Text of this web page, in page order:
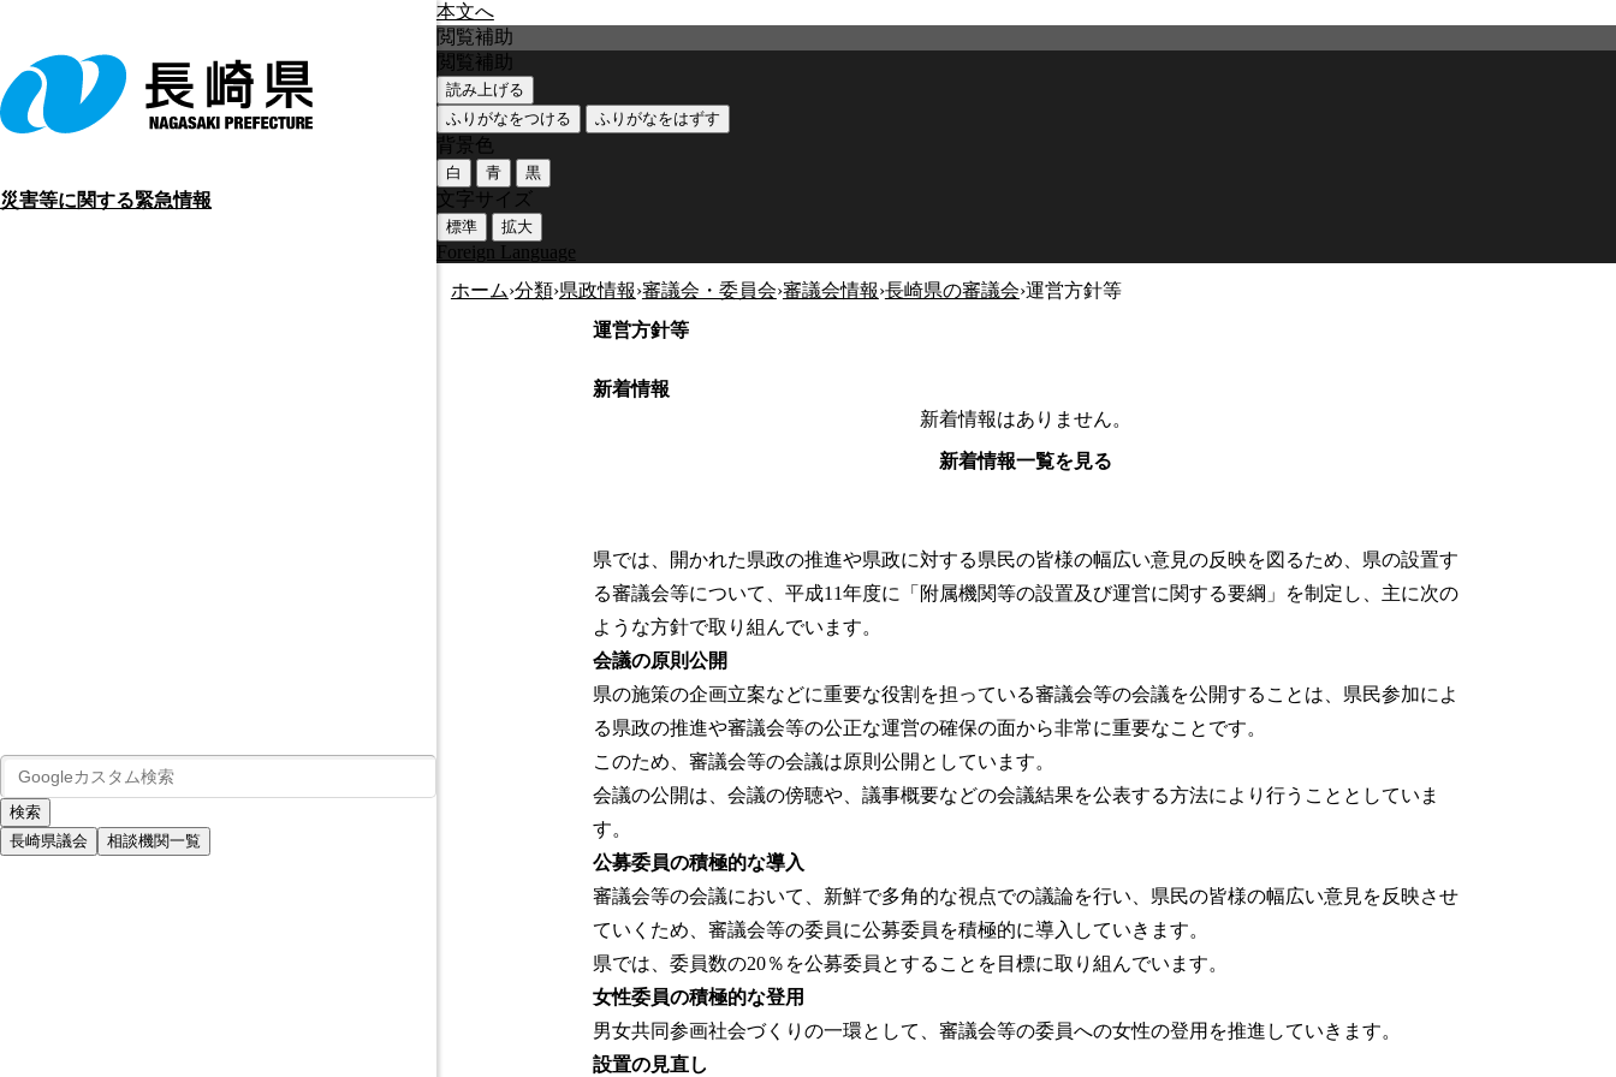
本文へ
災害等に関する緊急情報
長崎県議会 相談機関一覧
閲覧補助
閲覧補助
読み上げる
ふりがなをつける
ふりがなをはずす
背景色
白 青 黒
文字サイズ
標準 拡大
Foreign Language
ホーム›分類›県政情報›審議会・委員会›審議会情報›長崎県の審議会›運営方針等
運営方針等
新着情報
新着情報はありません。
新着情報一覧を見る
県では、開かれた県政の推進や県政に対する県民の皆様の幅広い意見の反映を図るため、県の設置す
る審議会等について、平成11年度に「附属機関等の設置及び運営に関する要綱」を制定し、主に次の
ような方針で取り組んでいます。
会議の原則公開
県の施策の企画立案などに重要な役割を担っている審議会等の会議を公開することは、県民参加によ
る県政の推進や審議会等の公正な運営の確保の面から非常に重要なことです。
このため、審議会等の会議は原則公開としています。
会議の公開は、会議の傍聴や、議事概要などの会議結果を公表する方法により行うこととしていま
す。
公募委員の積極的な導入
審議会等の会議において、新鮮で多角的な視点での議論を行い、県民の皆様の幅広い意見を反映させ
ていくため、審議会等の委員に公募委員を積極的に導入していきます。
県では、委員数の20％を公募委員とすることを目標に取り組んでいます。
女性委員の積極的な登用
男女共同参画社会づくりの一環として、審議会等の委員への女性の登用を推進していきます。
設置の見直し